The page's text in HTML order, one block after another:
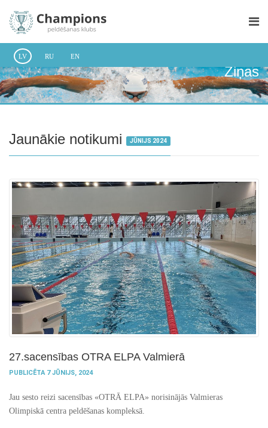
LV RU EN
Ziņas
Jaunākie notikumi JŪNIJS 2024
27.sacensības OTRA ELPA Valmierā
PUBLICĒTA 7 JŪNIJS, 2024
Jau sesto reizi sacensības «OTRĀ ELPA» norisinājās Valmieras
Olimpiskā centra peldēšanas kompleksā.